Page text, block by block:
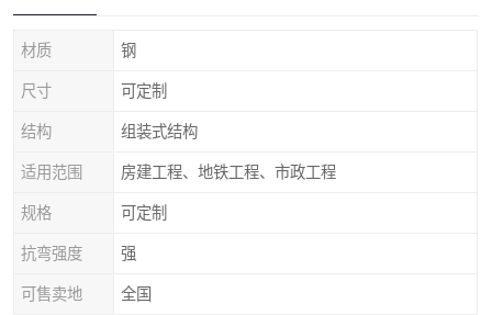
材质 钢
尺寸 可定制
结构 组装式结构
适用范围 房建工程、地铁工程、市政工程
规格 可定制
抗弯强度 强
可售卖地 全国